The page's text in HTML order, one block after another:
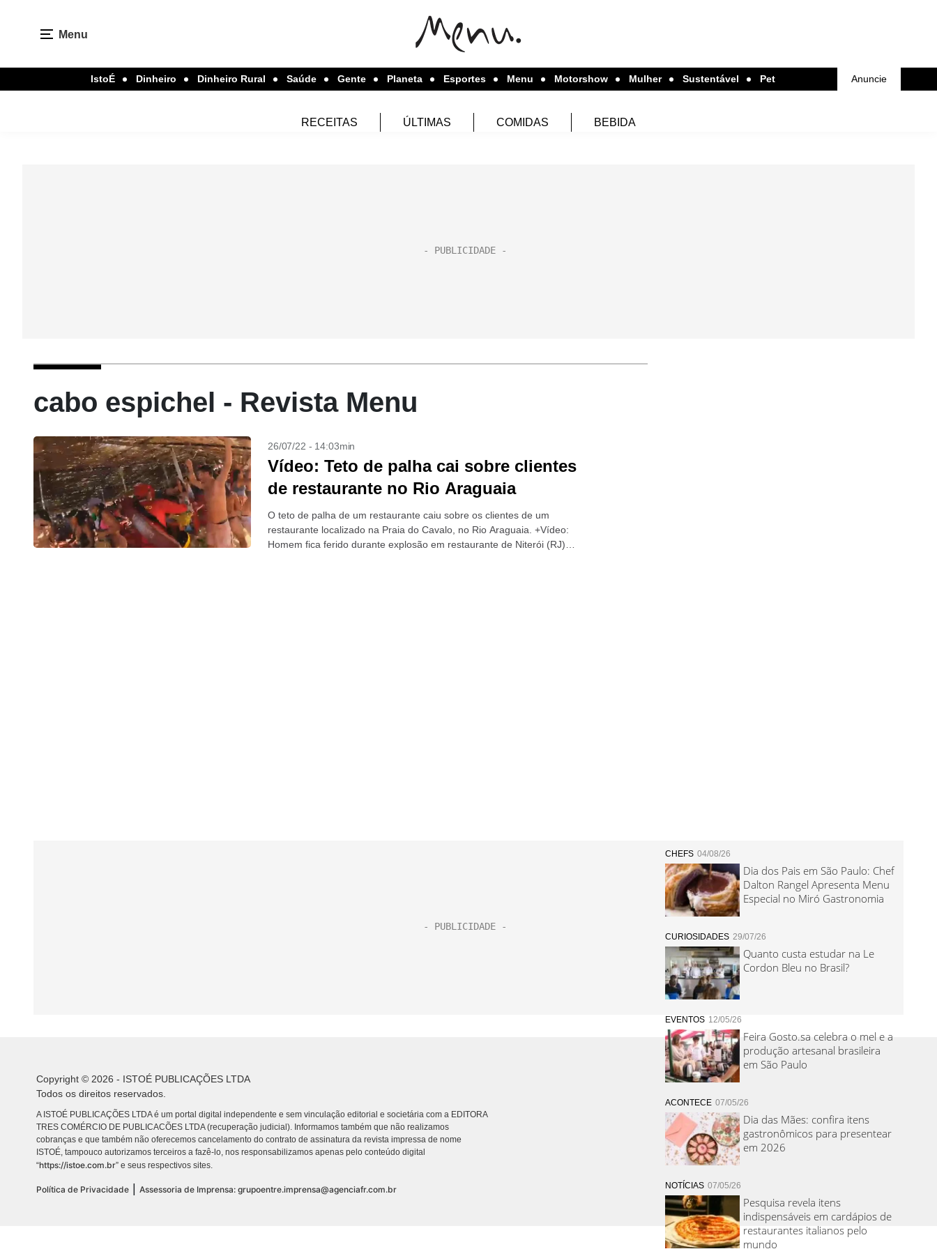
Menu
IstoÉ Dinheiro Dinheiro Rural Saúde Gente Planeta Esportes Menu Motorshow Mulher Sustentável Pet Anuncie
RECEITAS ÚLTIMAS COMIDAS BEBIDA
cabo espichel - Revista Menu
26/07/22 - 14:03min
Vídeo: Teto de palha cai sobre clientes
de restaurante no Rio Araguaia
O teto de palha de um restaurante caiu sobre os clientes de um
restaurante localizado na Praia do Cavalo, no Rio Araguaia. +Vídeo:
Homem fica ferido durante explosão em restaurante de Niterói (RJ)
CHEFS 04/08/26
Dia dos Pais em São Paulo: Chef
Dalton Rangel Apresenta Menu
Especial no Miró Gastronomia
CURIOSIDADES 29/07/26
Quanto custa estudar na Le
Cordon Bleu no Brasil?
EVENTOS 12/05/26
Feira Gosto.sa celebra o mel e a
produção artesanal brasileira
em São Paulo
ACONTECE 07/05/26
Dia das Mães: confira itens
gastronômicos para presentear
em 2026
NOTÍCIAS 07/05/26
Pesquisa revela itens
indispensáveis em cardápios de
restaurantes italianos pelo
mundo
Copyright © 2026 - ISTOÉ PUBLICAÇÕES LTDA
Todos os direitos reservados.
A ISTOÉ PUBLICAÇÕES LTDA é um portal digital independente e sem vinculação editorial e societária com a EDITORA
TRES COMÉRCIO DE PUBLICACÕES LTDA (recuperação judicial). Informamos também que não realizamos
cobranças e que também não oferecemos cancelamento do contrato de assinatura da revista impressa de nome
ISTOÉ, tampouco autorizamos terceiros a fazê-lo, nos responsabilizamos apenas pelo conteúdo digital
“https://istoe.com.br” e seus respectivos sites.
Política de Privacidade Assessoria de Imprensa: grupoentre.imprensa@agenciafr.com.br